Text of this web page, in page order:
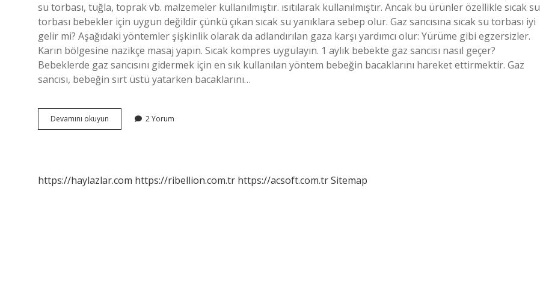
su torbası, tuğla, toprak vb. malzemeler kullanılmıştır. ısıtılarak kullanılmıştır. Ancak bu ürünler özellikle sıcak su
torbası bebekler için uygun değildir çünkü çıkan sıcak su yanıklara sebep olur. Gaz sancısına sıcak su torbası iyi
gelir mi? Aşağıdaki yöntemler şişkinlik olarak da adlandırılan gaza karşı yardımcı olur: Yürüme gibi egzersizler.
Karın bölgesine nazikçe masaj yapın. Sıcak kompres uygulayın. 1 aylık bebekte gaz sancısı nasıl geçer?
Bebeklerde gaz sancısını gidermek için en sık kullanılan yöntem bebeğin bacaklarını hareket ettirmektir. Gaz
sancısı, bebeğin sırt üstü yatarken bacaklarını…
Devamını okuyun Bebekler
Için
Kullanılır
2 Yorum
https://haylazlar.com https://ribellion.com.tr https://acsoft.com.trSitemap